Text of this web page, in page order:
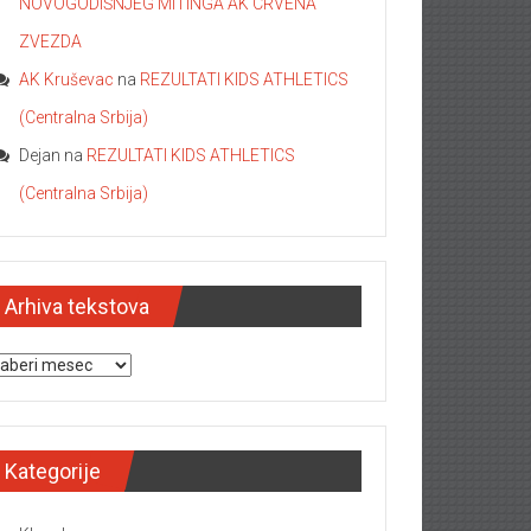
NOVOGODIŠNJEG MITINGA AK CRVENA
ZVEZDA
AK Kruševac na REZULTATI KIDS ATHLETICS
(Centralna Srbija)
Dejan na REZULTATI KIDS ATHLETICS
(Centralna Srbija)
Arhiva tekstova
tekstova
Kategorije